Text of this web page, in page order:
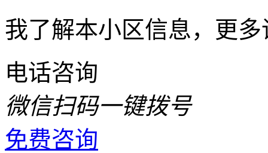
我了解本小区信息，更
电话咨询
微信扫码一键拨号
免费咨询